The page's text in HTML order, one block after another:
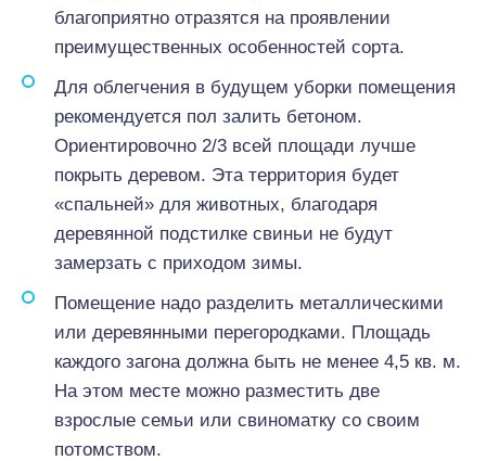
благоприятно отразятся на проявлении
преимущественных особенностей сорта.
Для облегчения в будущем уборки помещения
рекомендуется пол залить бетоном.
Ориентировочно 2/3 всей площади лучше
покрыть деревом. Эта территория будет
«спальней» для животных, благодаря
деревянной подстилке свиньи не будут
замерзать с приходом зимы.
Помещение надо разделить металлическими
или деревянными перегородками. Площадь
каждого загона должна быть не менее 4,5 кв. м.
На этом месте можно разместить две
взрослые семьи или свиноматку со своим
потомством.